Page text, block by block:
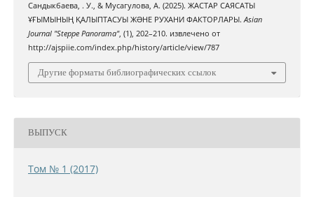
Сандыкбаева, . У., & Мусагулова, А. (2025). ЖАСТАР САЯСАТЫ
ҰҒЫМЫНЫҢ ҚАЛЫПТАСУЫ ЖƏНЕ РУХАНИ ФАКТОРЛАРЫ.Asian
Journal "Steppe Panorama", (1), 202–210. извлечено от
http://ajspiie.com/index.php/history/article/view/787
Другие форматы библиографических ссылок
ВЫПУСК
Том № 1 (2017)